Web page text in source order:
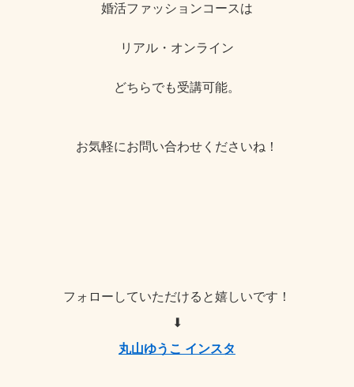
婚活ファッションコースは
リアル・オンライン
どちらでも受講可能。
お気軽にお問い合わせくださいね！
フォローしていただけると嬉しいです！
⬇︎
丸山ゆうこ インスタ